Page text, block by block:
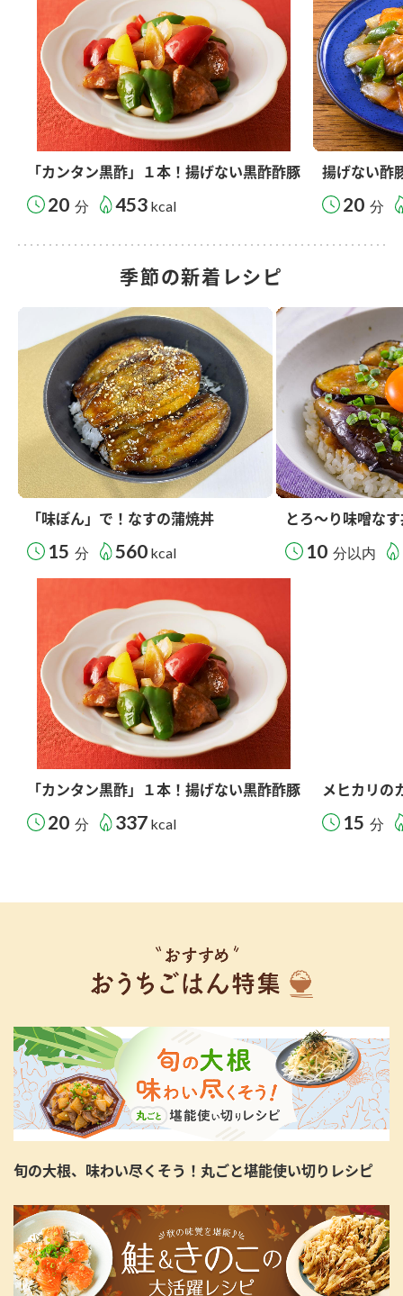
「カンタン黒酢」１本！揚げない黒酢酢豚
20 分 453 kcal
揚げない酢
20 分
季節の新着レシピ
「味ぽん」で！なすの蒲焼丼
15 分 560 kcal
とろ～り味噌な
10 分以内
「カンタン黒酢」１本！揚げない黒酢酢豚
20 分 337 kcal
メヒカリの
15 分
旬の大根、味わい尽くそう！丸ごと堪能使い切りレシピ